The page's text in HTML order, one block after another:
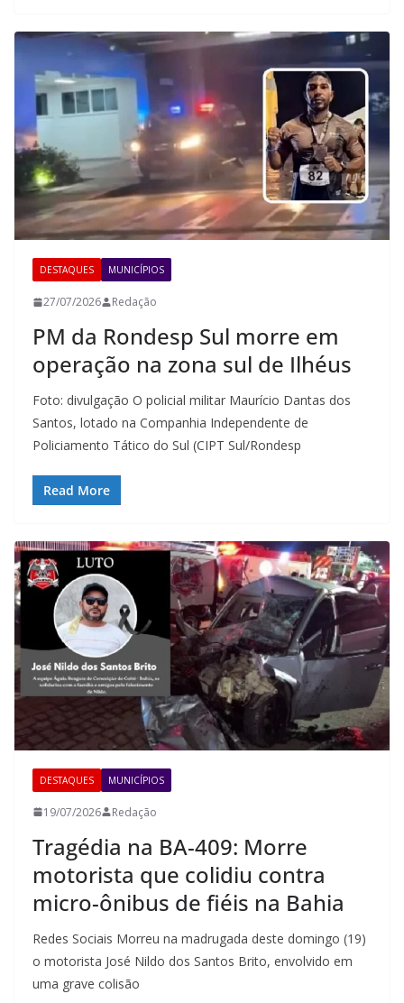
DESTAQUES MUNICÍPIOS
27/07/2026 Redação
PM da Rondesp Sul morre em
operação na zona sul de Ilhéus
Foto: divulgação O policial militar Maurício Dantas dos
Santos, lotado na Companhia Independente de
Policiamento Tático do Sul (CIPT Sul/Rondesp
Read More
DESTAQUES MUNICÍPIOS
19/07/2026 Redação
Tragédia na BA-409: Morre
motorista que colidiu contra
micro-ônibus de fiéis na Bahia
Redes Sociais Morreu na madrugada deste domingo (19)
o motorista José Nildo dos Santos Brito, envolvido em
uma grave colisão